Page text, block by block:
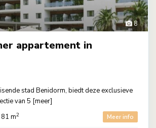
8
appartement in
stad Benidorm, biedt deze exclusieve
van 5 [meer]
81 m2 Meer info